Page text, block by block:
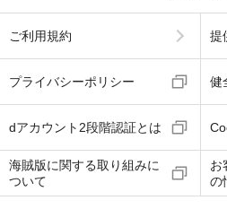
ご利用規約 提
プライバシーポリシー 健
dアカウント2段階認証とは
海賊版に関する取り組みに
ついて
お
の